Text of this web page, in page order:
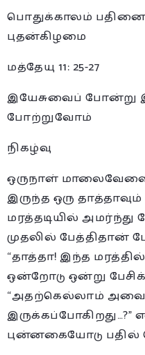
பொதுக்காலம்
புதன்கிழமை
மத்தேயு 11: 25-27
இயேசுவைப்
போற்றுவோம்
நிகழ்வு
ஒருநாள்
இருந்த ஒரு
மரத்தடியில்
முதலில் பேத்திதான்
“தாத்தா! இந்த
ஒன்றோடு ஒன்று
“அதற்கெல்லாம்
புன்னகையோடு